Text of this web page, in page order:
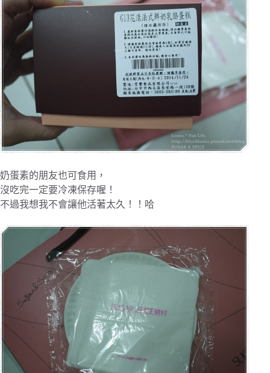
奶蛋素的朋友也可食用，
沒吃完一定要冷凍保存喔！
不過我想我不會讓他活著太久！！哈